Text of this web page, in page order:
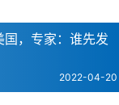
国，专家：谁先发
2022-04-20